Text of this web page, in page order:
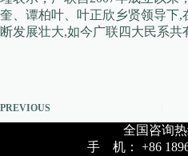
奎、谭柏叶、叶正欣乡贤领导下
断发展壮大,如今广联四大民系共
PREVIOUS
全国咨询
手 机： +86